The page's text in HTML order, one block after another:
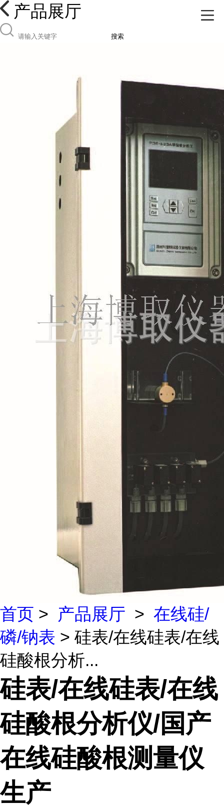
产品展厅
搜索
首页 > 产品展厅 > 在线硅/
磷/钠表 > 硅表/在线硅表/在线
硅酸根分析...
硅表/在线硅表/在线
硅酸根分析仪/国产
在线硅酸根测量仪
生产